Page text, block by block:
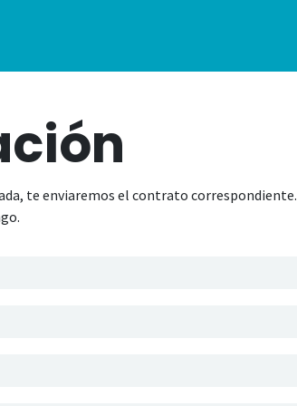
te enviaremos el contrato correspondiente.